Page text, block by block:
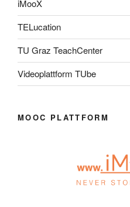
iMooX
TELucation
TU Graz TeachCenter
Videoplattform TUbe
MOOC PLATTFORM